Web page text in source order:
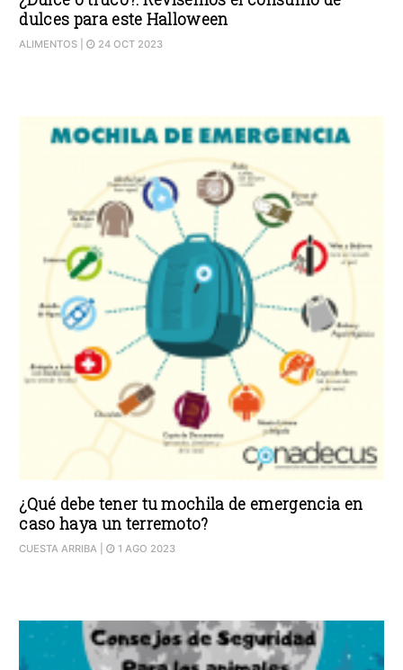
dulces para este Halloween
ALIMENTOS | 24 OCT 2023
¿Qué debe tener tu mochila de emergencia en
caso haya un terremoto?
CUESTA ARRIBA | 1 AGO 2023